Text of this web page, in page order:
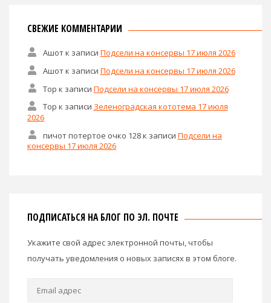
СВЕЖИЕ КОММЕНТАРИИ
Ашотк записи Подсели на консервы 17 июля 2026
Ашотк записи Подсели на консервы 17 июля 2026
Тор к записи Подсели на консервы 17 июля 2026
Тор к записи Зеленоградская кототема 17 июля
2026
пичот потертое очко 128к записи Подсели на
консервы 17 июля 2026
ПОДПИСАТЬСЯ НА БЛОГ ПО ЭЛ. ПОЧТЕ
Укажите свой адрес электронной почты, чтобы
получать уведомления о новых записях в этом блоге.
Email